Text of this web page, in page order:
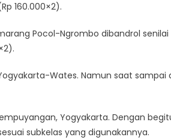
160.000×2).
Pocol-Ngrombo dibandrol senilai
Wates. Namun saat sampai
Yogyakarta. Dengan
subkelas yang digunakannya.